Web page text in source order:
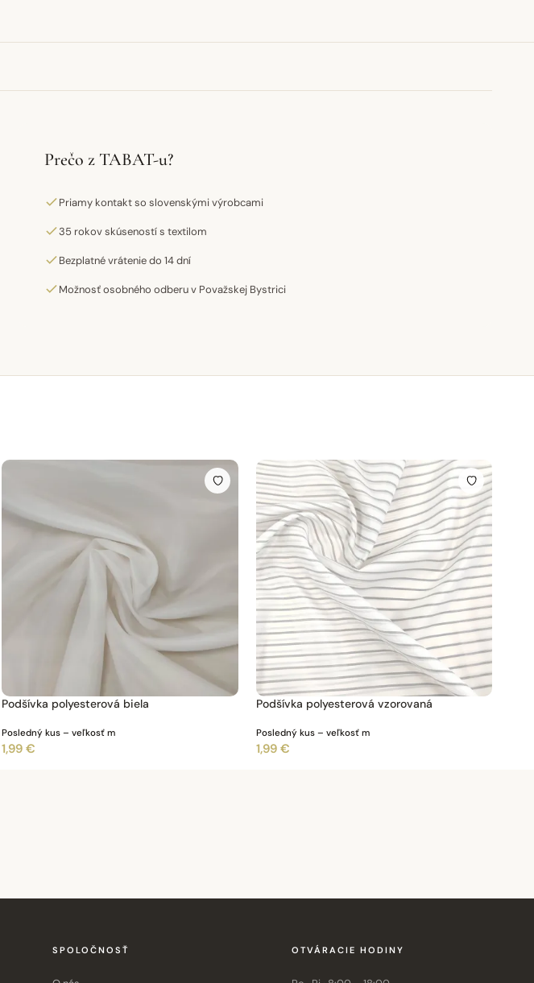
Prečo z TABAT-u?
Priamy kontakt so slovenskými výrobcami
35 rokov skúseností s textilom
Bezplatné vrátenie do 14 dní
Možnosť osobného odberu v Považskej Bystrici
Podšívka polyesterová biela
Posledný kus – veľkosť m
1,99 €
Podšívka polyesterová vzorovaná
Posledný kus – veľkosť m
1,99 €
SPOLOČNOSŤ OTVÁRACIE HODINY